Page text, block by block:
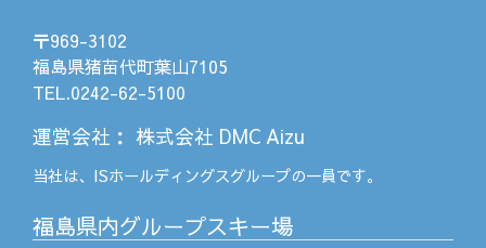
〒969-3102
福島県猪苗代町葉山7105
TEL.0242-62-5100
運営会社 ： 株式会社 DMC Aizu
当社は、 ISホールディングスグループの一員です。
福島県内グループスキー場